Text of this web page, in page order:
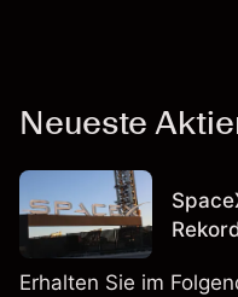
Neueste
Erhalten Sie im